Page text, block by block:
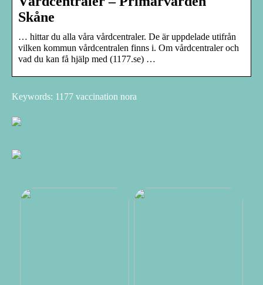
Skåne
… hittar du alla våra vårdcentraler. De är uppdelade utifrån
vilken kommun vårdcentralen finns i. Om vårdcentraler och
vad du kan få hjälp med (1177.se) …
Keywords: 1177 vaccination nora